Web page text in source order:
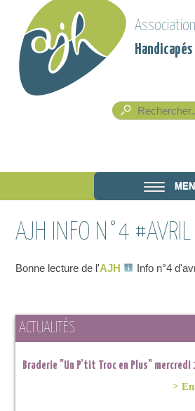
Aller au contenu principal
Association
Handicapés
Formulaire de
Association
les Jeunes
Handicapés
AJH INFO N°4
Bonne lecture de l'AJH Info n°4
ACTUALITÉS
Braderie "Un P'tit Troc en Plus" mercredi
>